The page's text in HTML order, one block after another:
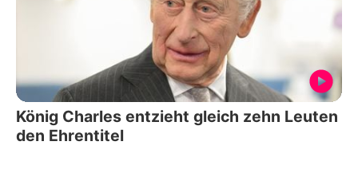
König Charles entzieht gleich zehn Leuten
den Ehrentitel